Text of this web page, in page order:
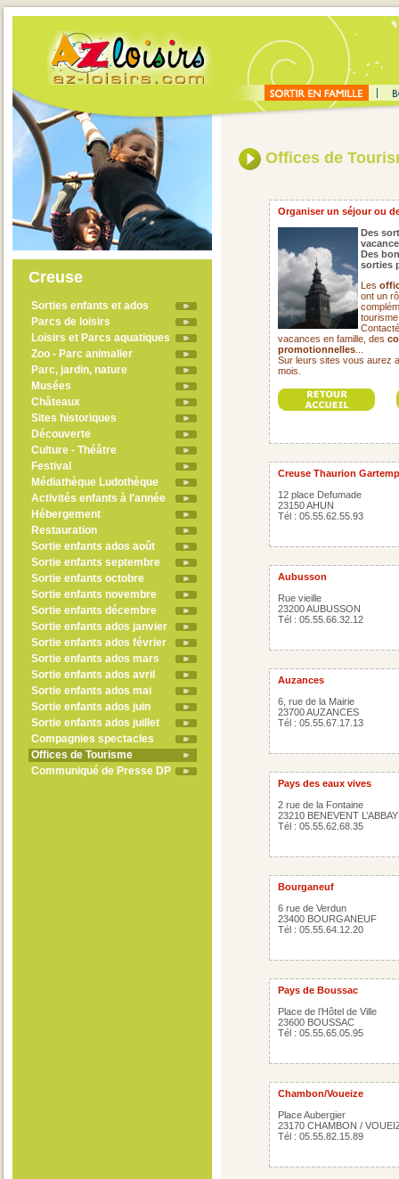
Creuse
Sorties enfants et ados
Parcs de loisirs
Loisirs et Parcs aquatiques
Zoo - Parc animalier
Parc, jardin, nature
Musées
Châteaux
Sites historiques
Découverte
Culture - Théâtre
Festival
Médiathèque Ludothèque
Activités enfants à l'année
Hébergement
Restauration
Sortie enfants ados août
Sortie enfants septembre
Sortie enfants octobre
Sortie enfants novembre
Sortie enfants décembre
Sortie enfants ados janvier
Sortie enfants ados février
Sortie enfants ados mars
Sortie enfants ados avril
Sortie enfants ados mai
Sortie enfants ados juin
Sortie enfants ados juillet
Compagnies spectacles
Offices de Tourisme
Communiqué de Presse DP
Offices de
Organiser un séjour ou
Des
Des
sorties
Les
ont un
vacances en famille, des
promotionnelles
Sur leurs sites vous aurez
mois.
Creuse Thaurion
12 place Defumade
23150 AHUN
Tél : 05.55.62.55.93
Aubusson
Rue vieille
23200 AUBUSSON
Tél : 05.55.66.32.12
Auzances
6, rue de la Mairie
23700 AUZANCES
Tél : 05.55.67.17.13
Pays des eaux vives
2 rue de la Fontaine
23210 BENEVENT
Tél : 05.55.62.68.35
Bourganeuf
6 rue de Verdun
23400 BOURGANEUF
Tél : 05.55.64.12.20
Pays de Boussac
Place de l’Hôtel de Ville
23600 BOUSSAC
Tél : 05.55.65.05.95
Chambon/Voueize
Place Aubergier
23170 CHAMBON /
Tél : 05.55.82.15.89